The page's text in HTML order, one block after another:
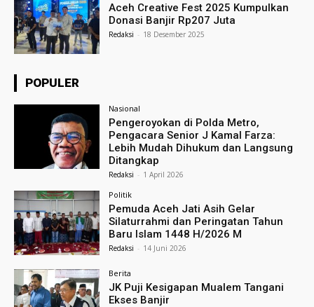
Aceh Creative Fest 2025 Kumpulkan
Donasi Banjir Rp207 Juta
Redaksi - 18 Desember 2025
POPULER
Nasional
Pengeroyokan di Polda Metro,
Pengacara Senior J Kamal Farza:
Lebih Mudah Dihukum dan Langsung
Ditangkap
Redaksi - 1 April 2026
Politik
Pemuda Aceh Jati Asih Gelar
Silaturrahmi dan Peringatan Tahun
Baru Islam 1448 H/2026 M
Redaksi - 14 Juni 2026
Berita
JK Puji Kesigapan Mualem Tangani
Ekses Banjir